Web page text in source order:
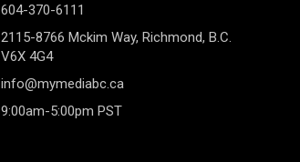
604-370-6111
2115-8766 Mckim Way, Richmond, B.C.
V6X 4G4
info@mymediabc.ca
9:00am-5:00pm PST